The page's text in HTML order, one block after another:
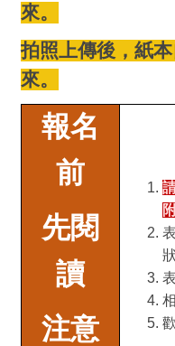
來。
拍照上傳後，紙
來。
報名
前
先閱
讀
注意